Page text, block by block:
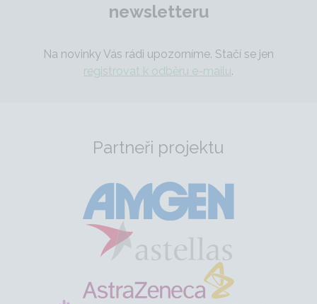
newsletteru
Na novinky Vás rádi upozorníme. Stačí se jen
registrovat k odběru e-mailu.
Partneři projektu